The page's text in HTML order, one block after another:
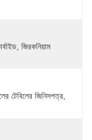
জিরকনিয়াম
টেবিলের জিনিসপত্র,